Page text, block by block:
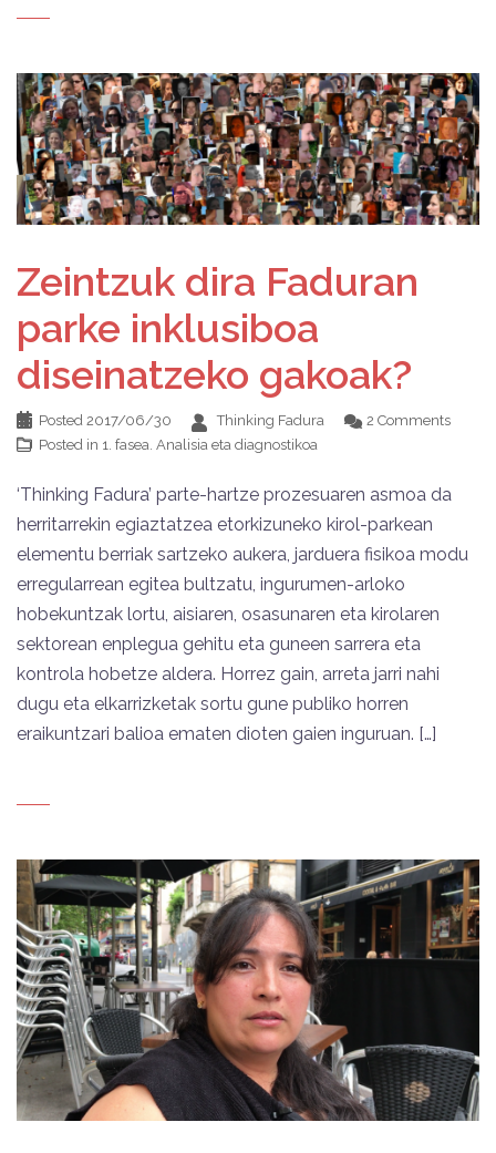
Zeintzuk dira Faduran
parke inklusiboa
diseinatzeko gakoak?
Posted 2017/06/30 Thinking Fadura
2 Comments
Posted in 1. fasea. Analisia eta diagnostikoa
‘Thinking Fadura’ parte-hartze prozesuaren asmoa da
herritarrekin egiaztatzea etorkizuneko kirol-parkean
elementu berriak sartzeko aukera, jarduera fisikoa modu
erregularrean egitea bultzatu, ingurumen-arloko
hobekuntzak lortu, aisiaren, osasunaren eta kirolaren
sektorean enplegua gehitu eta guneen sarrera eta
kontrola hobetze aldera. Horrez gain, arreta jarri nahi
dugu eta elkarrizketak sortu gune publiko horren
eraikuntzari balioa ematen dioten gaien inguruan. […]